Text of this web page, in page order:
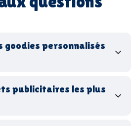
personnalisés
publicitaires les plus